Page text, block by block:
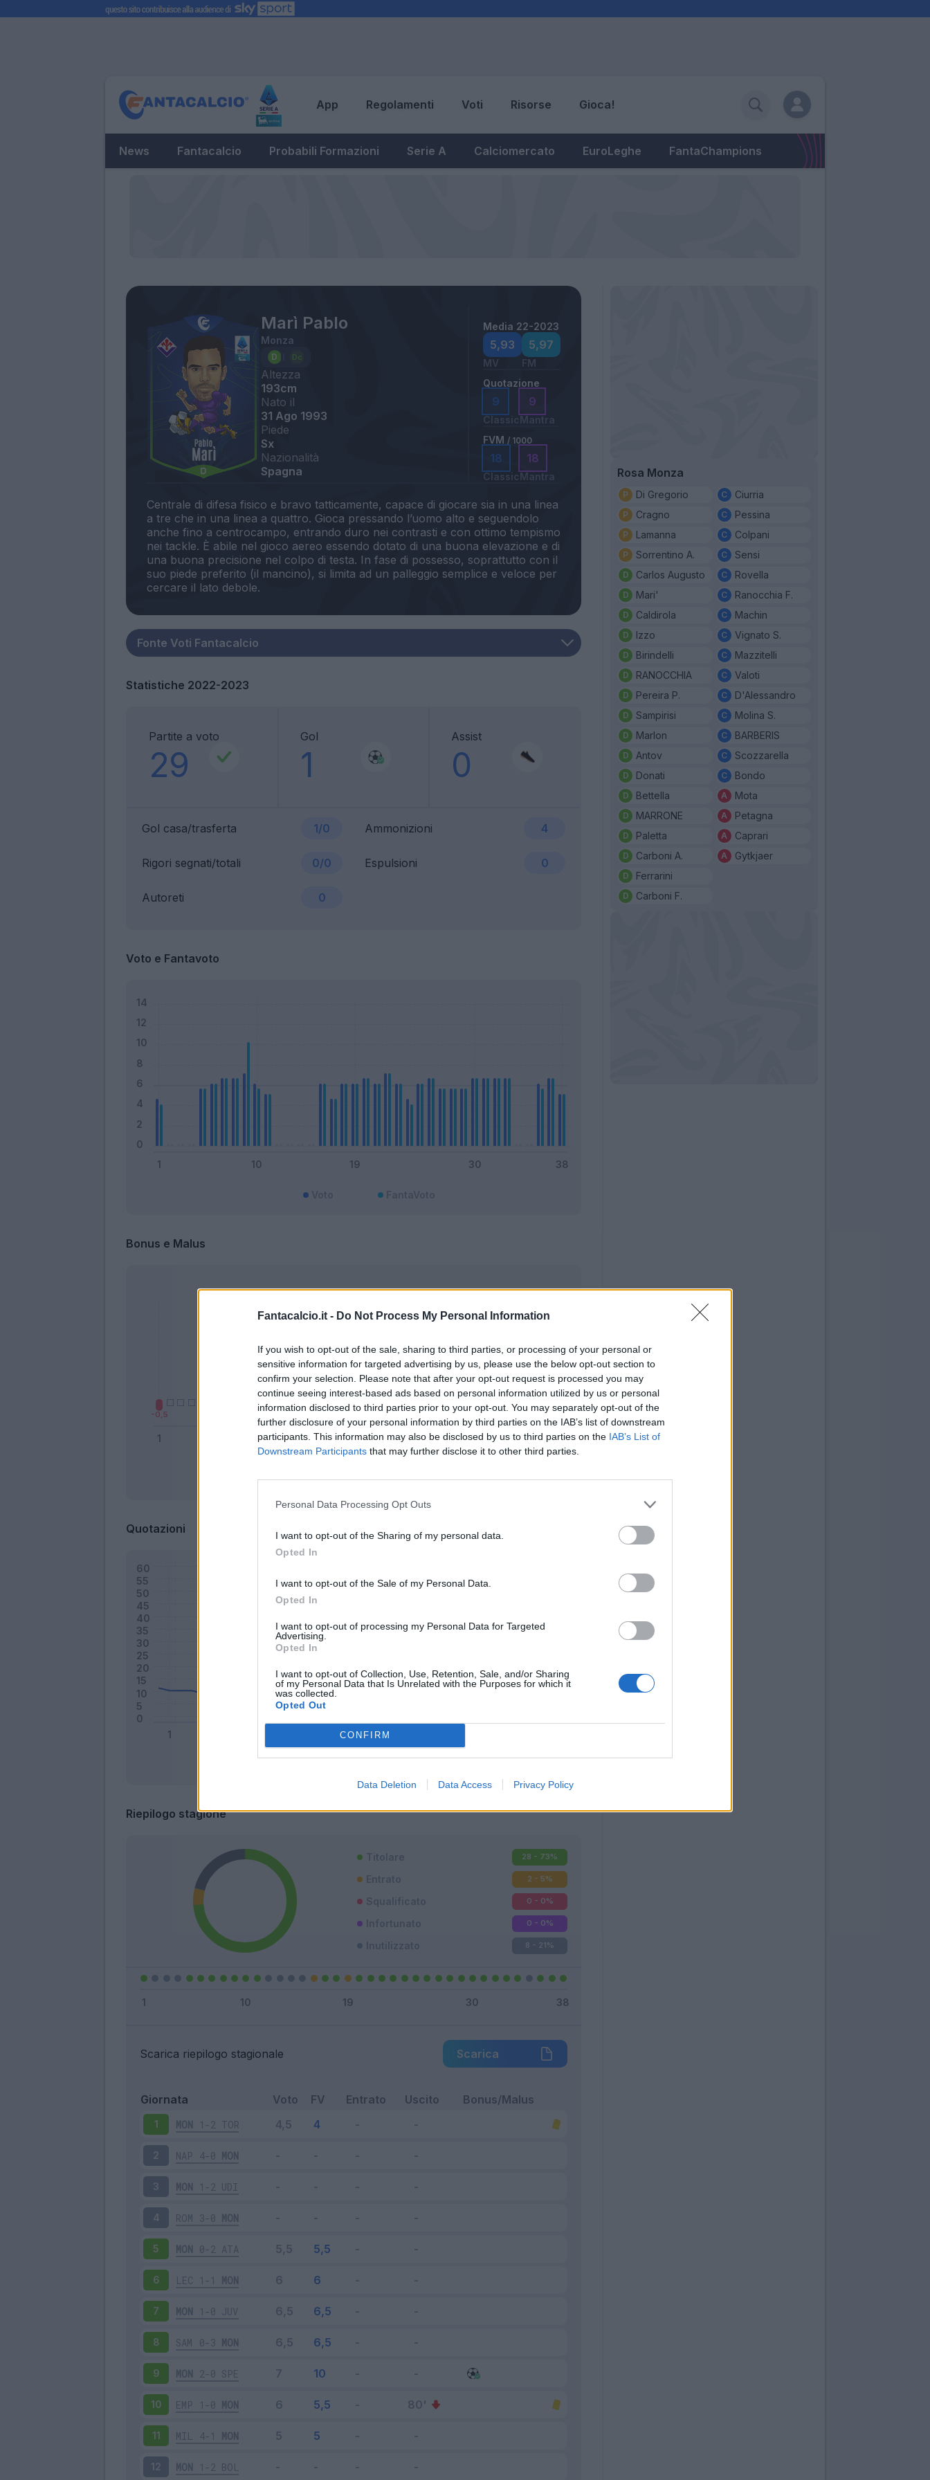
Fantacalcio.it - Do Not Process My Personal Information
If you wish to opt-out of the sale, sharing to third parties, or processing of your personal or
sensitive information for targeted advertising by us, please use the below opt-out section to
confirm your selection. Please note that after your opt-out request is processed you may
continue seeing interest-based ads based on personal information utilized by us or personal
information disclosed to third parties prior to your opt-out. You may separately opt-out of the
further disclosure of your personal information by third parties on the IAB’s list of downstream
participants. This information may also be disclosed by us to third parties on the IAB’s List of
Downstream Participants that may further disclose it to other third parties.
Personal Data Processing Opt Outs
I want to opt-out of the Sharing of my personal data.
Opted In
I want to opt-out of the Sale of my Personal Data.
Opted In
I want to opt-out of processing my Personal Data for Targeted
Advertising.
Opted In
I want to opt-out of Collection, Use, Retention, Sale, and/or Sharing
of my Personal Data that Is Unrelated with the Purposes for which it
was collected.
Opted Out
CONFIRM
Data Deletion Data Access Privacy Policy
App Regolamenti Voti Risorse Gioca!
News Fantacalcio Probabili Formazioni Serie A Calciomercato EuroLeghe FantaChampions
Marì Pablo
Monza
Altezza
193cm
Nato il
31 Ago 1993
Piede
Sx
Nazionalità
Spagna
Media 22-2023
5,93
MV
5,97
FM
Quotazione
9
Classic
9
Mantra
FVM / 1000
18
Classic
18
Mantra
Centrale di difesa fisico e bravo tatticamente, capace di giocare sia in una linea
a tre che in una linea a quattro. Gioca pressando l’uomo alto e seguendolo
anche fino a centrocampo, entrando duro nei contrasti e con ottimo tempismo
nei tackle. È abile nel gioco aereo essendo dotato di una buona elevazione e di
una buona precisione nel colpo di testa. In fase di possesso, soprattutto con il
suo piede preferito (il mancino), si limita ad un palleggio semplice e veloce per
Statistiche 2022-2023
Partite a voto
29
Gol
1
Assist
0
Gol casa/trasferta 1/0 Ammonizioni 4
Rigori segnati/totali 0/0 Espulsioni 0
Autoreti 0
Voto e Fantavoto
Bonus e Malus
Bonus Malus Presenze a voto
Quotazioni
Riepilogo stagione
Titolare 28 - 73%
Entrato 2 - 5%
Squalificato 0 - 0%
Infortunato 0 - 0%
8 - 21%
Scarica riepilogo stagionale Scarica
Giornata Voto FV Entrato Uscito Bonus/Malus
1 MON 1-2 TOR
2 NAP 4-0 MON
3 MON 1-2 UDI
4 ROM 3-0 MON
5 MON 0-2 ATA
6 LEC 1-1 MON
7 MON 1-0 JUV
8 SAM 0-3 MON
9 MON 2-0 SPE
10 EMP 1-0 MON
11 MIL 4-1 MON
12 MON 1-2 BOL
Rosa Monza
Di Gregorio
Cragno
Lamanna
Sorrentino A.
Carlos Augusto
Mari'
Caldirola
Izzo
Birindelli
RANOCCHIA
Pereira P.
Sampirisi
Marlon
Antov
Donati
Bettella
MARRONE
Paletta
Carboni A.
Ferrarini
Carboni F.
Ciurria
Pessina
Colpani
Sensi
Rovella
Ranocchia F.
Machin
Vignato S.
Mazzitelli
Valoti
D'Alessandro
Molina S.
BARBERIS
Scozzarella
Bondo
Mota
Petagna
Caprari
Gytkjaer